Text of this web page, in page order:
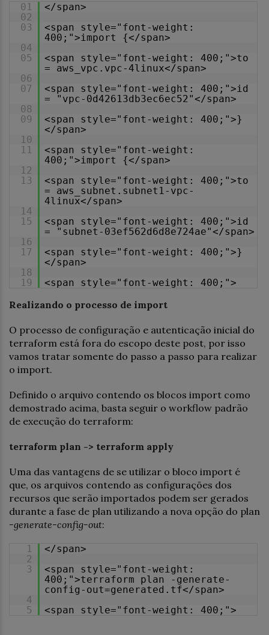
01
</span>
02
03
<span style="font-weight:
400;">import {</span>
04
05
<span style="font-weight: 400;">to
= aws_vpc.vpc-4linux</span>
06
07
<span style="font-weight: 400;">id
= "vpc-0d42613db3ec6ec52"</span>
08
09
<span style="font-weight: 400;">}
</span>
10
11
<span style="font-weight:
400;">import {</span>
12
13
<span style="font-weight: 400;">to
= aws_subnet.subnet1-vpc-
4linux</span>
14
15
<span style="font-weight: 400;">id
= "subnet-03ef562d6d8e724ae"</span>
16
17
<span style="font-weight: 400;">}
</span>
18
19
<span style="font-weight: 400;">
Realizando o processo de import
O processo de configuração e autenticação inicial do
terraform está fora do escopo deste post, por isso
vamos tratar somente do passo a passo para realizar
o import.
Definido o arquivo contendo os blocos import como
demostrado acima, basta seguir o workflow padrão
de execução do terraform:
terraform plan -> terraform apply
Uma das vantagens de se utilizar o bloco import é
que, os arquivos contendo as configurações dos
recursos que serão importados podem ser gerados
durante a fase de plan utilizando a nova opção do plan
-generate-config-out:
1
</span>
2
3
<span style="font-weight:
400;">terraform plan -generate-
config-out=generated.tf</span>
4
5
<span style="font-weight: 400;">